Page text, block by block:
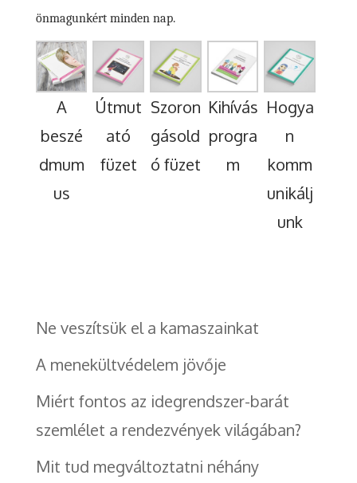
önmagunkért minden nap.
A
beszé
dmum
us
Útmut
ató
füzet
Szoron
gásold
ó füzet
Kihívás
progra
m
Hogya
n
komm
unikálj
unk
Ne veszítsük el a kamaszainkat
A menekültvédelem jövője
Miért fontos az idegrendszer-barát
szemlélet a rendezvények világában?
Mit tud megváltoztatni néhány